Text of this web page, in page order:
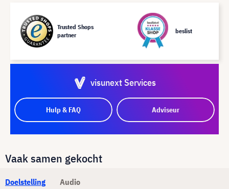
Trusted Shops
partner
beslist
visunext Services
Hulp & FAQ Adviseur
Vaak samen gekocht
Doelstelling Audio